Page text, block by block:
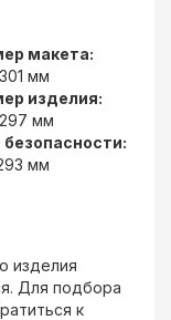
макета:
мм
изделия:
мм
безопасности:
мм
изделия
Для подбора
к